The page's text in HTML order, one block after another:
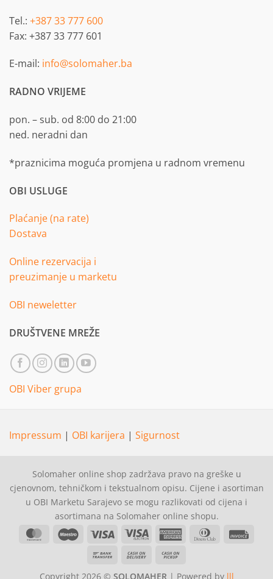
Tel.: +387 33 777 600
Fax: +387 33 777 601
E-mail: info@solomaher.ba
RADNO VRIJEME
pon. – sub. od 8:00 do 21:00
ned. neradni dan
*praznicima moguća promjena u radnom vremenu
OBI USLUGE
Plaćanje (na rate)
Dostava
Online rezervacija i
preuzimanje u marketu
OBI neweletter
DRUŠTVENE MREŽE
OBI Viber grupa
Impressum | OBI karijera | Sigurnost
Solomaher online shop zadržava pravo na greške u
cjenovnom, tehničkom i tekstualnom opisu. Cijene i asortiman
u OBI Marketu Sarajevo se mogu razlikovati od cijena i
asortimana na Solomaher online shopu.
MasterCardMaestro Visa
Visa
American Dinners
Bank
Cash
Copyright 2026 © SOLOMAHER | Powered by lll